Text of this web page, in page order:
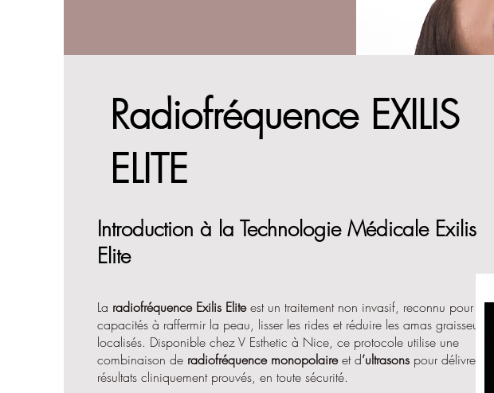
Radiofréquence EXILIS
ELITE
Introduction à la Technologie Médicale Exilis
Elite
La radiofréquence Exilis Eliteest un traitement non invasif, reconnu pour ses
capacités à raffermir la peau, lisser les rides et réduire les amas graisseux
localisés. Disponible chez V Esthetic à Nice, ce protocole utilise une
combinaison de radiofréquence monopolaireet d’ultrasons pour délivrer des
résultats cliniquement prouvés, en toute sécurité.